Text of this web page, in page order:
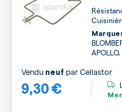
APOLLO,
9,30 €
Vendu neuf parCellastor